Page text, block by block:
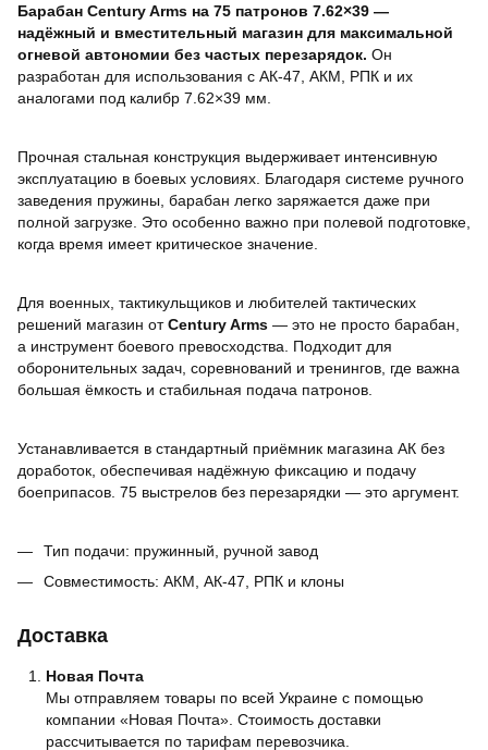
Барабан Century Arms на 75 патронов 7.62×39 —
надёжный и вместительный магазин для максимальной
огневой автономии без частых перезарядок. Он
разработан для использования с АК-47, АКМ, РПК и их
аналогами под калибр 7.62×39 мм.
Прочная стальная конструкция выдерживает интенсивную
эксплуатацию в боевых условиях. Благодаря системе ручного
заведения пружины, барабан легко заряжается даже при
полной загрузке. Это особенно важно при полевой подготовке,
когда время имеет критическое значение.
Для военных, тактикульщиков и любителей тактических
решений магазин отCentury Arms — это не просто барабан,
а инструмент боевого превосходства. Подходит для
оборонительных задач, соревнований и тренингов, где важна
большая ёмкость и стабильная подача патронов.
Устанавливается в стандартный приёмник магазина АК без
доработок, обеспечивая надёжную фиксацию и подачу
боеприпасов. 75 выстрелов без перезарядки — это аргумент.
Тип подачи: пружинный, ручной завод
Совместимость: АКМ, АК-47, РПК и клоны
Доставка
Новая Почта
Мы отправляем товары по всей Украине с помощью
компании «Новая Почта». Стоимость доставки
рассчитывается по тарифам перевозчика.